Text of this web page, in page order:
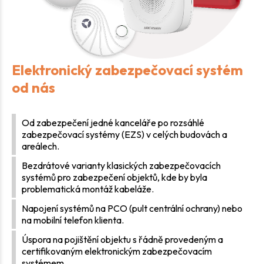
Elektronický zabezpečovací systém
od nás
Od zabezpečení jedné kanceláře po rozsáhlé
zabezpečovací systémy (EZS) v celých budovách a
areálech.
Bezdrátové varianty klasických zabezpečovacích
systémů pro zabezpečení objektů, kde by byla
problematická montáž kabeláže.
Napojení systémů na PCO (pult centrální ochrany) nebo
na mobilní telefon klienta.
Úspora na pojištění objektu s řádně provedeným a
certifikovaným elektronickým zabezpečovacím